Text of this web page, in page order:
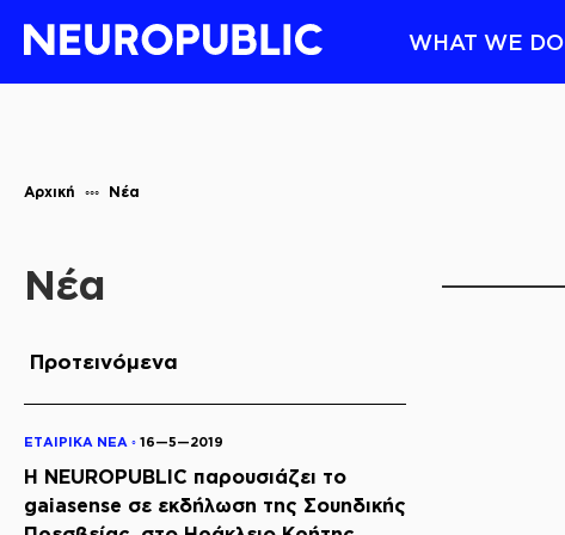
WHAT WE DO
Αρχική Νέα
Νέα
Προτεινόμενα
ΕΤΑΙΡΙΚΑ ΝΕΑ ◦ 16—5—2019
Η NEUROPUBLIC παρουσιάζει το
gaiasense σε εκδήλωση της Σουηδικής